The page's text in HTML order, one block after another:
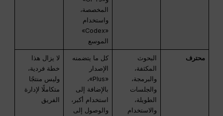
المخصصة،
واستخدام
«Codex»
الموسع
محترف
البحوث
المكثفة،
والبرمجة،
والجلسات
الطويلة،
والاستخدام
كل ما يتضمنه
الإصدار
«Plus»،
بالإضافة إلى
استخدام أكبر،
والوصول إلى
لا يزال هذا
خطة فردية،
وليس منتجًا
متكاملًا لإدارة
الفريق